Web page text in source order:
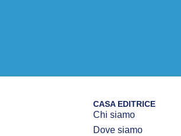
CASA EDITRICE
Chi siamo
Dove siamo